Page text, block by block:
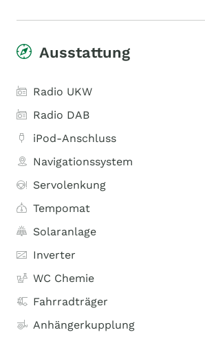
Ausstattung
Radio UKW
Radio DAB
iPod-Anschluss
Navigationssystem
Servolenkung
Tempomat
Solaranlage
Inverter
WC Chemie
Fahrradträger
Anhängerkupplung